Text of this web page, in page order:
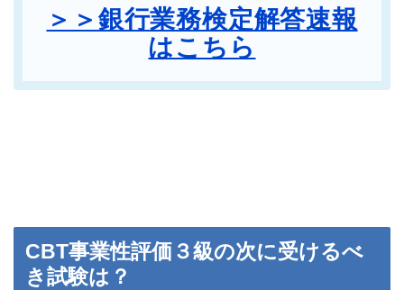
＞＞銀行業務検定解答速報
はこちら
CBT事業性評価３級の次に受けるべ
き試験は？